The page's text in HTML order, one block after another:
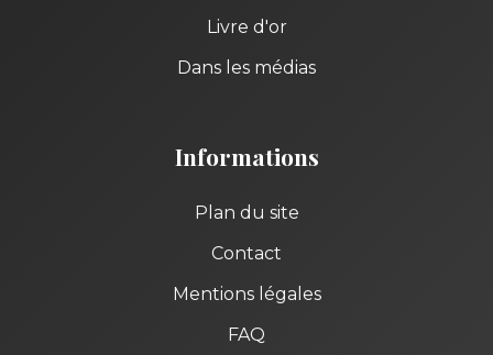
Livre d'or
Dans les médias
Informations
Plan du site
Contact
Mentions légales
FAQ